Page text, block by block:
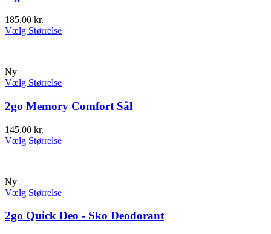
185,00 kr.
Vælg Størrelse
Ny
Vælg Størrelse
2go Memory Comfort Sål
145,00 kr.
Vælg Størrelse
Ny
Vælg Størrelse
2go Quick Deo - Sko Deodorant